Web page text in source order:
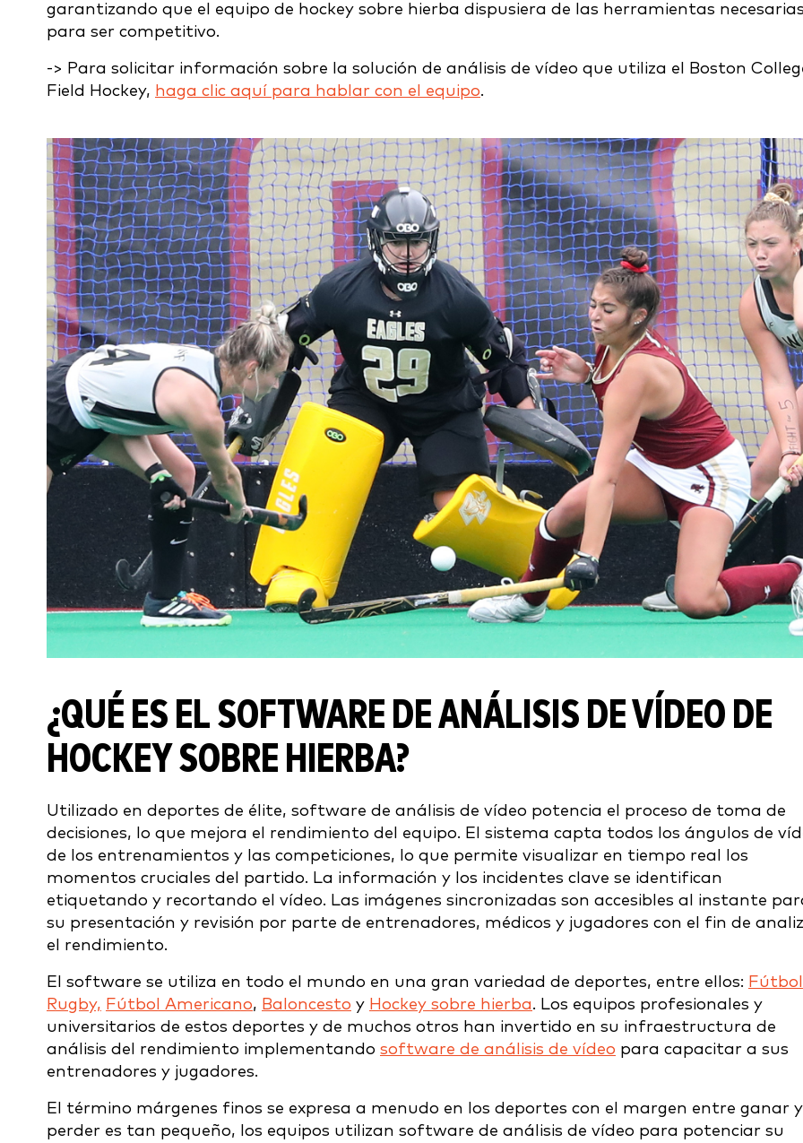
garantizando que el equipo de hockey sobre hierba dispusiera de las herramientas necesarias
para ser competitivo.
-> Para solicitar información sobre la solución de análisis de vídeo que utiliza el Boston
Field Hockey, haga clic aquí para hablar con el equipo.
¿QUÉ ES EL SOFTWARE DE ANÁLISIS DE VÍDEO DE
HOCKEY SOBRE HIERBA?
Utilizado en deportes de élite, software de análisis de vídeo potencia el proceso de toma de
decisiones, lo que mejora el rendimiento del equipo. El sistema capta todos los ángulos de
de los entrenamientos y las competiciones, lo que permite visualizar en tiempo real los
momentos cruciales del partido. La información y los incidentes clave se identifican
etiquetando y recortando el vídeo. Las imágenes sincronizadas son accesibles al instante
su presentación y revisión por parte de entrenadores, médicos y jugadores con el fin de
el rendimiento.
El software se utiliza en todo el mundo en una gran variedad de deportes, entre ellos: Fútbol
Rugby, Fútbol Americano, Baloncesto y Hockey sobre hierba. Los equipos profesionales y
universitarios de estos deportes y de muchos otros han invertido en su infraestructura de
análisis del rendimiento implementando software de análisis de vídeo para capacitar a sus
entrenadores y jugadores.
El término márgenes finos se expresa a menudo en los deportes con el margen entre ganar y
perder es tan pequeño, los equipos utilizan software de análisis de vídeo para potenciar su